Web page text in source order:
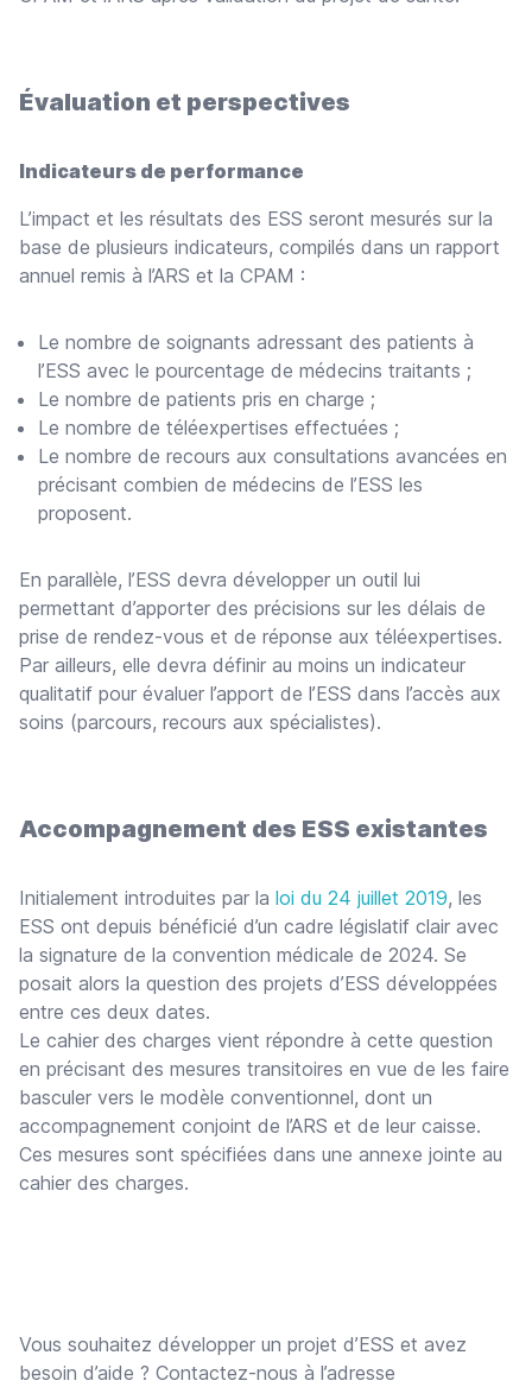
Évaluation et perspectives
Indicateurs de performance
L’impact et les résultats des ESS seront mesurés sur la
base de plusieurs indicateurs, compilés dans un rapport
annuel remis à l’ARS et la CPAM :
Le nombre de soignants adressant des patients à
l’ESS avec le pourcentage de médecins traitants ;
Le nombre de patients pris en charge ;
Le nombre de téléexpertises effectuées ;
Le nombre de recours aux consultations avancées en
précisant combien de médecins de l’ESS les
proposent.
En parallèle, l’ESS devra développer un outil lui
permettant d’apporter des précisions sur les délais de
prise de rendez-vous et de réponse aux téléexpertises.
Par ailleurs, elle devra définir au moins un indicateur
qualitatif pour évaluer l’apport de l’ESS dans l’accès aux
soins (parcours, recours aux spécialistes).
Accompagnement des ESS existantes
Initialement introduites par la loi du 24 juillet 2019, les
ESS ont depuis bénéficié d’un cadre législatif clair avec
la signature de la convention médicale de 2024. Se
posait alors la question des projets d’ESS développées
entre ces deux dates.
Le cahier des charges vient répondre à cette question
en précisant des mesures transitoires en vue de les faire
basculer vers le modèle conventionnel, dont un
accompagnement conjoint de l’ARS et de leur caisse.
Ces mesures sont spécifiées dans une annexe jointe au
cahier des charges.
Vous souhaitez développer un projet d’ESS et avez
besoin d’aide ? Contactez-nous à l’adresse